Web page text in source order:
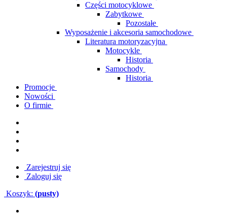
Części motocyklowe
Zabytkowe
Pozostałe
Wyposażenie i akcesoria samochodowe
Literatura motoryzacyjna
Motocykle
Historia
Samochody
Historia
Promocje
Nowości
O firmie
Zarejestruj się
Zaloguj się
Koszyk: (pusty)